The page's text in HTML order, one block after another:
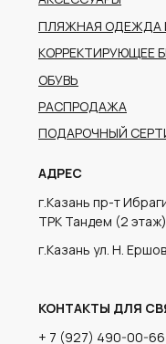
АДРЕС
г.Казань пр-т Ибрагимова, 56
ТРК Тандем (2 этаж)
КОНТАКТЫ ДЛЯ СВЯЗИ
г.Казань ул. Н. Ершова, 62